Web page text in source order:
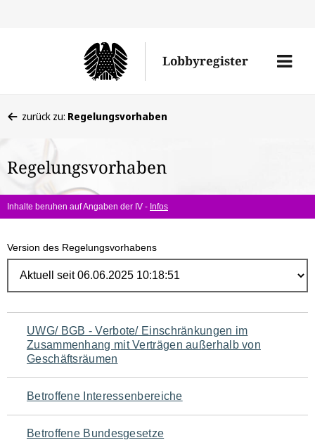
Lobbyregister
Menü
befinden
hier:
zurück zu: Regelungsvorhaben
Regelungsvorhaben
Inhalte beruhen auf Angaben der IV - Infos
Version des Regelungsvorhabens
Navigation
für
den
Seiteninhalt
UWG/ BGB - Verbote/ Einschränkungen im
Zusammenhang mit Verträgen außerhalb von
Geschäftsräumen
Betroffene Interessenbereiche
Betroffene Bundesgesetze